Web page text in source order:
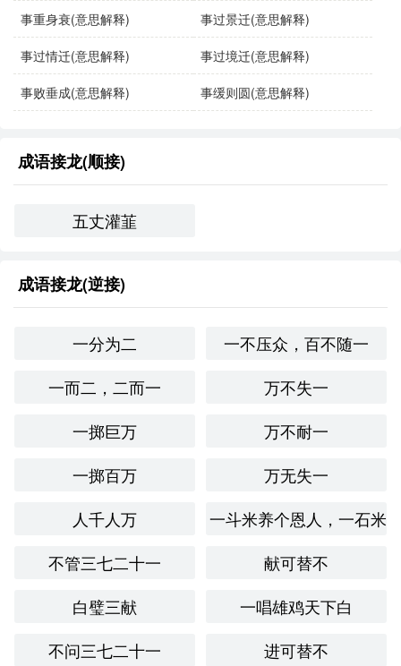
事重身衰(意思解释) 事过景迁(意思解释)
事过情迁(意思解释) 事过境迁(意思解释)
事败垂成(意思解释) 事缓则圆(意思解释)
成语接龙(顺接)
五丈灌韮
成语接龙(逆接)
一分为二
一不压众，百不随一
一而二，二而一
万不失一
一掷巨万
万不耐一
一掷百万
万无失一
人千人万
一斗米养个恩人，一石米
不管三七二十一
献可替不
白璧三献
一唱雄鸡天下白
不问三七二十一
进可替不